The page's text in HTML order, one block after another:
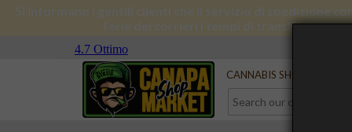
Si informano i gentili clienti che il servizio di spedizione
ferie dei corrieri i tempi di transito
Serve aiuto?
CANNABIS SHOP